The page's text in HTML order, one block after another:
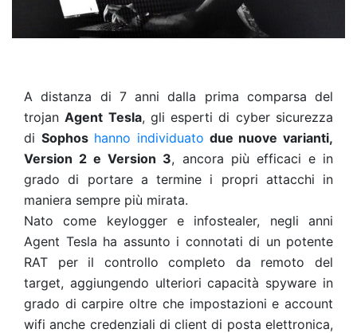
A distanza di 7 anni dalla prima comparsa del
trojanAgent Tesla, gli esperti di cyber sicurezza
di Sophos hanno individuato due nuove varianti,
Version 2 e Version 3, ancora più efficaci e in
grado di portare a termine i propri attacchi in
maniera sempre più mirata.
Nato come keylogger e infostealer, negli anni
Agent Tesla ha assunto i connotati di un potente
RAT per il controllo completo da remoto del
target, aggiungendo ulteriori capacità spyware in
grado di carpire oltre che impostazioni e account
wifi anche credenziali di client di posta elettronica,